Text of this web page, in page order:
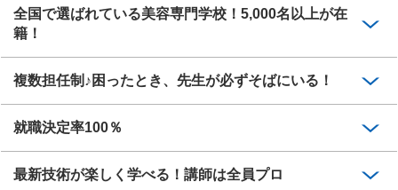
全国で選ばれている美容専門学校！5,000名以上が在
籍！
複数担任制♪困ったとき、先生が必ずそばにいる！
就職決定率100％
最新技術が楽しく学べる！講師は全員プロ